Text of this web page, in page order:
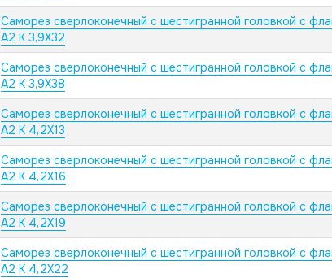
Саморез сверлоконечный с шестигранной головкой с
А2 K 3,9X32
Саморез сверлоконечный с шестигранной головкой с
А2 K 3,9X38
Саморез сверлоконечный с шестигранной головкой с
А2 K 4,2X13
Саморез сверлоконечный с шестигранной головкой с
А2 K 4,2X16
Саморез сверлоконечный с шестигранной головкой с
А2 K 4,2X19
Саморез сверлоконечный с шестигранной головкой с
А2 K 4,2X22